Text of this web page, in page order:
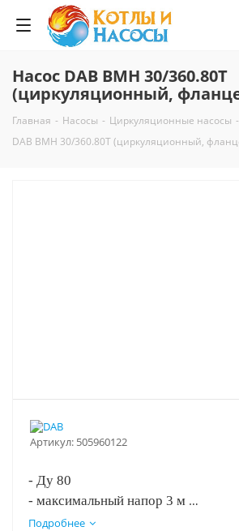
Насос DAB BMH 30/360.80T
(циркуляционный,
Главная - Насосы - Циркуляционные насосы -
DAB BMH 30/360.80T (циркуляционный,
Артикул: 505960122
- Ду 80
- максимальный напор 3 м
- монтажная длина 360 мм
Подробнее